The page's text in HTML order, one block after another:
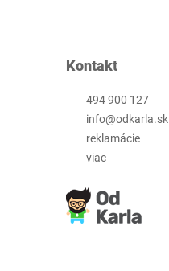
Kontakt
494 900 127
info@odkarla.sk
reklamácie
viac